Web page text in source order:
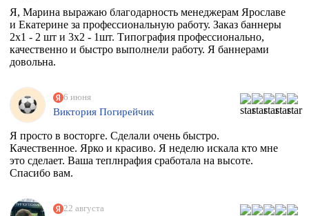
Я, Марина выражаю благодарность менеджерам Ярославе
и Екатерине за профессиональную работу. Заказ баннеры
2х1 - 2 шт и 3х2 - 1шт. Типография профессионально,
качественно и быстро выполнели работу. Я баннерами
довольна.
6 июня
Виктория Погирейчик
Я просто в восторге. Сделали очень быстро.
Качественное. Ярко и красиво. Я неделю искала кто мне
это сделает. Ваша теплнрафия сработала на высоте.
Спасибо вам.
22 августа